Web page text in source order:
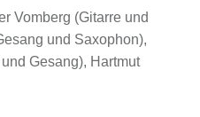
Vomberg (Gitarre und
und Saxophon),
Gesang), Hartmut